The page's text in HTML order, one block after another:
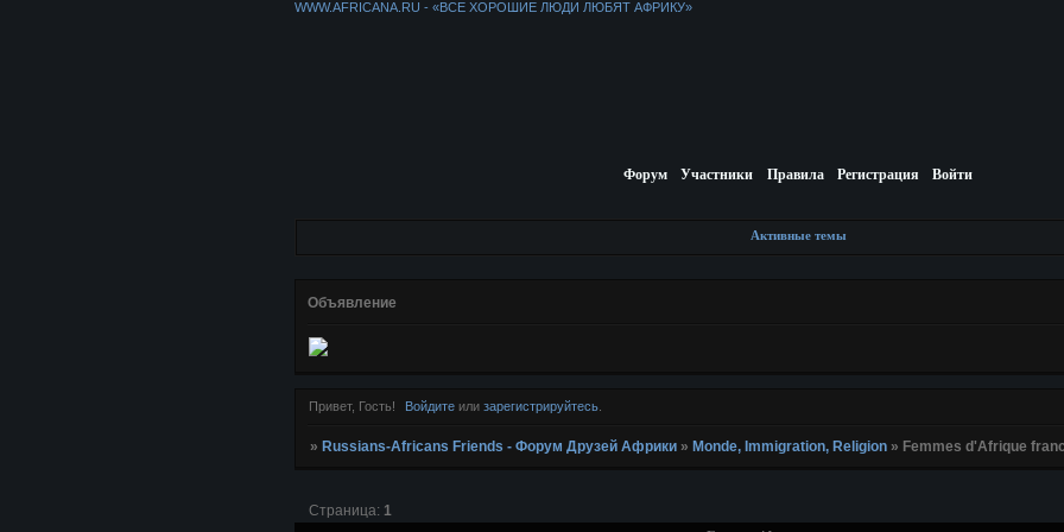
WWW.AFRICANA.RU - «ВСЕ ХОРОШИЕ ЛЮДИ ЛЮБЯТ АФРИКУ»
Форум Участники Правила Регистрация Войти
Активные темы
Объявление
Привет, Гость! Войдите или зарегистрируйтесь
» Russians-Africans Friends - Форум Друзей Африки » Monde, Immigration, Religion » Femmes d'Afrique
Страница: 1